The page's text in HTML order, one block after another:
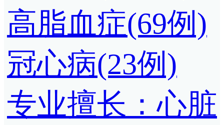
高脂血症(69例)
冠心病(23例)
专业擅长：心脏